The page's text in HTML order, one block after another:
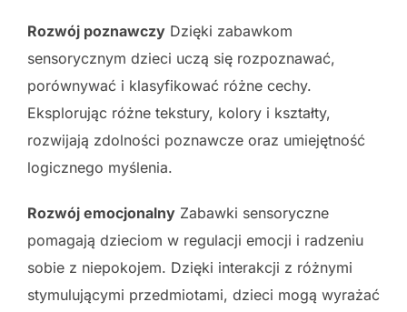
Rozwój poznawczy Dzięki zabawkom
sensorycznym dzieci uczą się rozpoznawać,
porównywać i klasyfikować różne cechy.
Eksplorując różne tekstury, kolory i kształty,
rozwijają zdolności poznawcze oraz umiejętność
logicznego myślenia.
Rozwój emocjonalny Zabawki sensoryczne
pomagają dzieciom w regulacji emocji i radzeniu
sobie z niepokojem. Dzięki interakcji z różnymi
stymulującymi przedmiotami, dzieci mogą wyrażać